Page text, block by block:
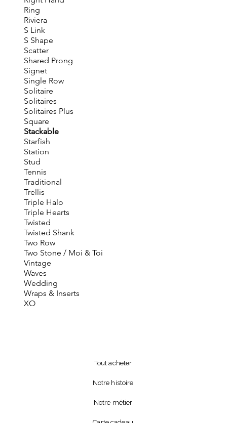
Ring
Riviera
S Link
S Shape
Scatter
Shared Prong
Signet
Single Row
Solitaire
Solitaires
Solitaires Plus
Square
Stackable
Starfish
Station
Stud
Tennis
Traditional
Trellis
Triple Halo
Triple Hearts
Twisted
Twisted Shank
Two Row
Two Stone / Moi & Toi
Vintage
Waves
Wedding
Wraps & Inserts
XO
Tout acheter
Notre histoire
Notre métier